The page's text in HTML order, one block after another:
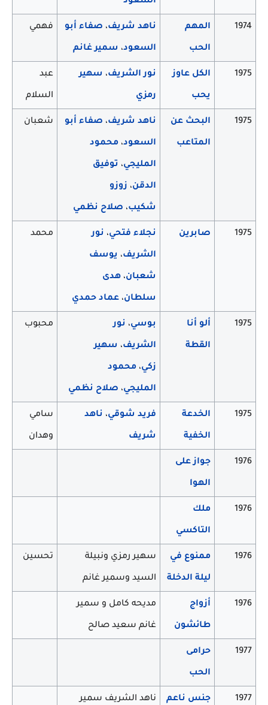
1974 المهم
الحب
ناهد شريف،صفاء أبو
السعود،سمير غانم
فهمي
1975 الكل عاوز
يحب
نور الشريف،سهير
رمزي
عبد
السلام
1975 البحث عن
المتاعب
ناهد شريف،صفاء أبو
السعود،محمود
المليجي،توفيق
الدقن،زوزو
شكيب،صلاح نظمي
شعبان
1975 صابرين نجلاء فتحي،نور
الشريف،يوسف
شعبان،هدى
سلطان،عماد حمدي
محمد
1975 ألو أنا
القطة
بوسي،نور
الشريف،سهير
زكي،محمود
المليجي،صلاح نظمي
محبوب
1975 الخدعة
الخفية
فريد شوقي،ناهد
شريف
سامي
وهدان
1976 جواز على
الهوا
1976 ملك
التاكسي
1976 ممنوع في
ليلة الدخلة
سهير رمزي ونبيلة
السيد وسمير غانم
تحسين
1976 أزواج
طائشون
مديحه كامل و سمير
غانم سعيد صالح
1977 حرامى
الحب
1977 جنس ناعم ناهد الشريف سمير